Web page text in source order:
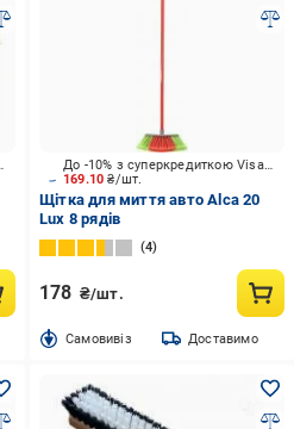
169.10₴/шт.
До -10% з суперкредиткою Visa Вигода
Щітка для миття авто Alca 20
Lux 8 рядів
4
178 ₴/шт.
Cамовивіз Доставимо